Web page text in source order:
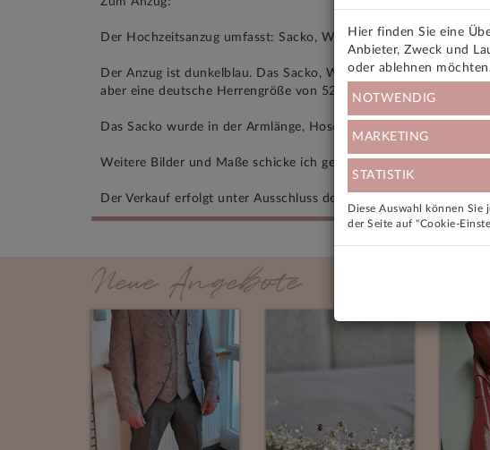
Der Hochzeitsanzug umfasst: Sacko, Weste, Hose und Plastron.
Der Anzug ist dunkelblau. Das Sacko, Weste und Plastron sind
aber eine deutsche Herrengröße von 52 - die Anzüge von
Das Sacko wurde in der Armlänge, Hose in Hosenbeinlänge
Weitere Bilder und Maße schicke ich gerne auf Anfragen zu.
Der Verkauf erfolgt unter Ausschluss der Gewährleistung.
Neue Angebote
Hier finden Sie eine
Anbieter, Zweck und
oder ablehnen
NOTWENDIG
MARKETING
STATISTIK
Diese Auswahl können Sie
der Seite auf "Cookie-